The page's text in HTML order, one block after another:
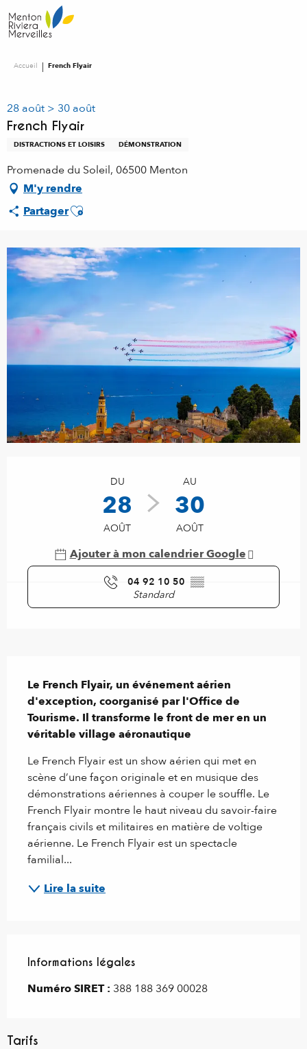
au
contenu
Accueil French Flyair
28 août > 30 août
French Flyair
DISTRACTIONS ET LOISIRS DÉMONSTRATION
Promenade du Soleil, 06500 Menton
M'y rendre
PartagerAjouter aux favoris
DU
28
AOÛT
AU
30
AOÛT
Ajouter à mon calendrier Google
04 92 10 50 ▒▒
Standard
Le French Flyair, un événement aérien
d'exception, coorganisé par l'Office de
Tourisme. Il transforme le front de mer en un
véritable village aéronautique
Le French Flyair est un show aérien qui met en
scène d’une façon originale et en musique des
démonstrations aériennes à couper le souffle. Le
French Flyair montre le haut niveau du savoir-faire
français civils et militaires en matière de voltige
aérienne. Le French Flyair est un spectacle
familial...
Lire la suite
Informations légales
Informations légales
Numéro SIRET : 388 188 369 00028
Tarifs